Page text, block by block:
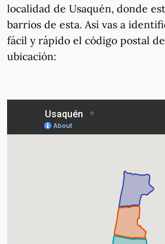
localidad de Usaquén, donde
barrios de esta. Así vas a
fácil y rápido el código postal
ubicación: